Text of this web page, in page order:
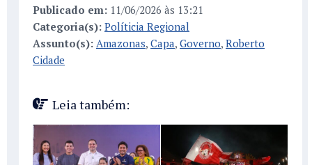
Publicado em: 11/06/2026 às 13:21
Categoria(s): Políticia Regional
Assunto(s): Amazonas, Capa, Governo, Roberto
Cidade
Leia também: